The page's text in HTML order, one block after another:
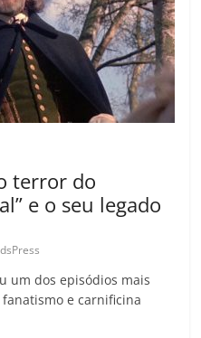
terror do
e o seu legado
um dos episódios mais
e carnificina